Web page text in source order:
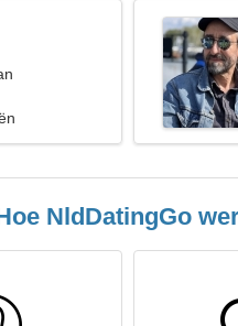
NldDatingGo